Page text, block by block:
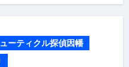
ーティクル探偵因幡